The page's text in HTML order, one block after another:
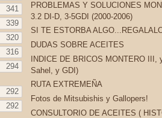
341
339
320
316
294
292
292
PROBLEMAS Y SOLUCIONES
3.2 DI-D, 3-5GDI (2000-2006)
SI TE ESTORBA
DUDAS SOBRE ACEITES
INDICE DE BRICOS MONTERO III,
Sahel, y GDI)
RUTA EXTREMEÑA
Fotos de Mitsubishis y Gallopers!
CONSULTORIO DE ACEITES (